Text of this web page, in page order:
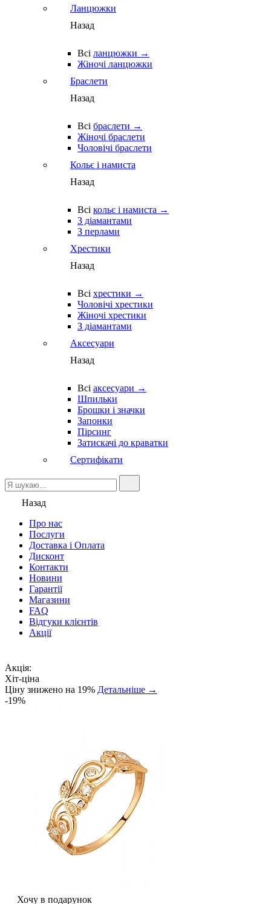
Ланцюжки
Назад
Всі ланцюжки →
Жіночі ланцюжки
Браслети
Назад
Всі браслети →
Жіночі браслети
Чоловічі браслети
Кольє і намиста
Назад
Всі кольє і намиста →
З діамантами
З перлами
Хрестики
Назад
Всі хрестики →
Чоловічі хрестики
Жіночі хрестики
З діамантами
Аксесуари
Назад
Всі аксесуари →
Шпильки
Брошки і значки
Запонки
Пірсинг
Затискачі до краватки
Сертифікати
Назад
Про нас
Послуги
Доставка і Оплата
Дисконт
Контакти
Новини
Гарантії
Магазини
FAQ
Відгуки клієнтів
Акції
Акція:
Хіт-ціна
Ціну знижено на 19% Детальніше →
-19%
Хочу в подарунок